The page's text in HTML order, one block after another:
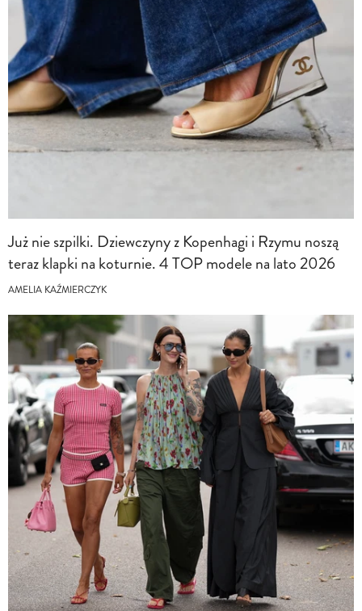
Już nie szpilki. Dziewczyny z Kopenhagi i Rzymu noszą
teraz klapki na koturnie. 4 TOP modele na lato 2026
AMELIA KAŹMIERCZYK